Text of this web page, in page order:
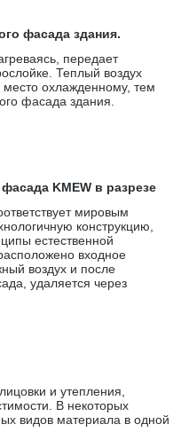
фасада здания.
передает
Теплый воздух
охлажденному, тем
фасада здания.
KMEW в разрезе
мировым
конструкцию,
естественной
входное
воздух и после
удаляется через
и утепления,
В некоторых
видов материала в одной